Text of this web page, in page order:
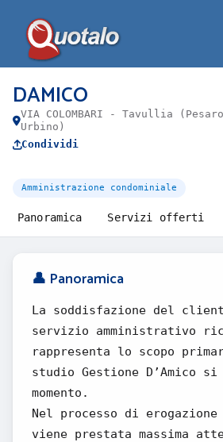
DAMICO
VIA COLOMBARI - Tavullia (Pesaro
Urbino)
Condividi
Amministrazione condominiale
Panoramica Servizi offerti
👤 Panoramica
La soddisfazione del
servizio amministrativo
rappresenta lo scopo
studio Gestione D’Amico
momento.
Nel processo di
viene prestata massima